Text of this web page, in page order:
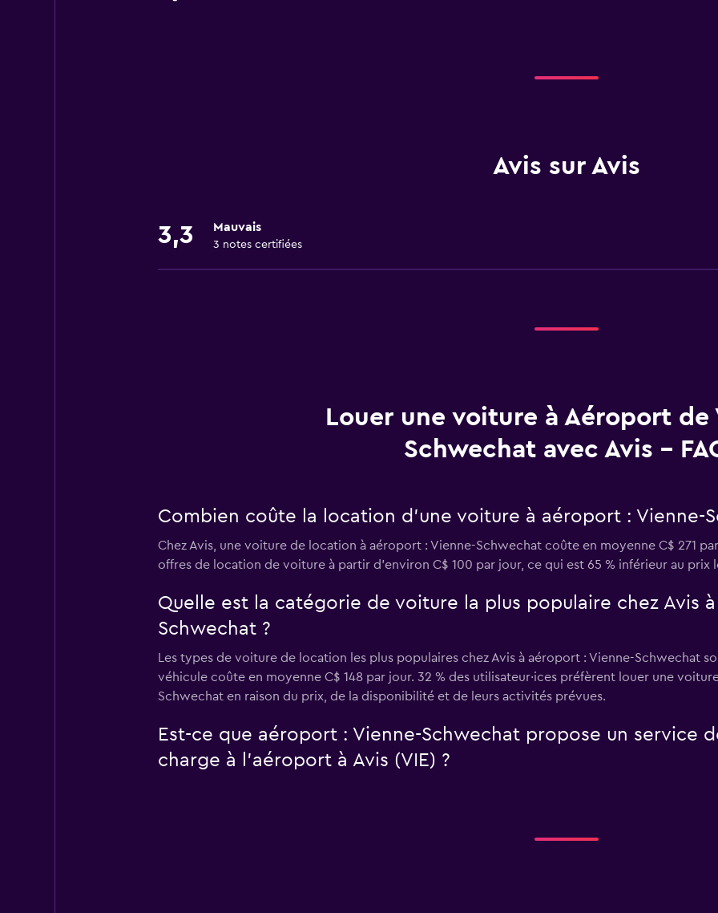
Avis sur Avis
3,3 Mauvais
3 notes certifiées
Louer une voiture à Aéroport de
Schwechat avec Avis -
Combien coûte la location d’une voiture à aéroport : Vienne-
Chez Avis, une voiture de location à aéroport : Vienne-Schwechat coûte en moyenne C$ 271
offres de location de voiture à partir d’environ C$ 100 par jour, ce qui est 65 % inférieur au prix
Quelle est la catégorie de voiture la plus populaire chez Avis
Schwechat ?
Les types de voiture de location les plus populaires chez Avis à aéroport : Vienne-Schwechat
véhicule coûte en moyenne C$ 148 par jour. 32 % des utilisateur·ices préfèrent louer une
Schwechat en raison du prix, de la disponibilité et de leurs activités prévues.
Est-ce que aéroport : Vienne-Schwechat propose un service
charge à l’aéroport à Avis (VIE) ?